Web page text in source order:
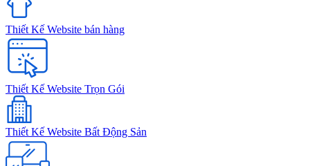
Thiết Kế Website bán hàng
Thiết Kế Website Trọn Gói
Thiết Kế Website Bất Động Sản